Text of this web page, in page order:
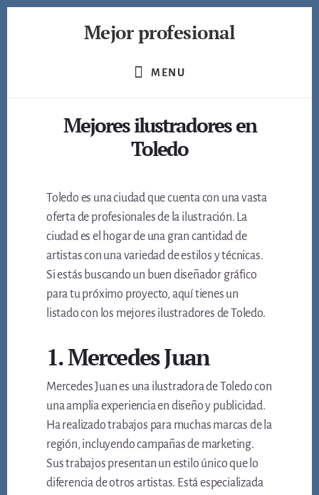
Mejor profesional
profesionales
MENU
Mejores ilustradores en
Toledo
Toledo es una ciudad que cuenta con una vasta
oferta de profesionales de la ilustración. La
ciudad es el hogar de una gran cantidad de
artistas con una variedad de estilos y técnicas.
Si estás buscando un buen diseñador gráfico
para tu próximo proyecto, aquí tienes un
listado con los mejores ilustradores de Toledo.
1. Mercedes Juan
Mercedes Juan es una ilustradora de Toledo con
una amplia experiencia en diseño y publicidad.
Ha realizado trabajos para muchas marcas de la
región, incluyendo campañas de marketing.
Sus trabajos presentan un estilo único que lo
diferencia de otros artistas. Está especializada